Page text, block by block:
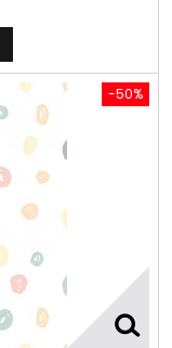
-50%